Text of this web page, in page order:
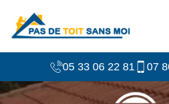
05 33 06 22 81 07